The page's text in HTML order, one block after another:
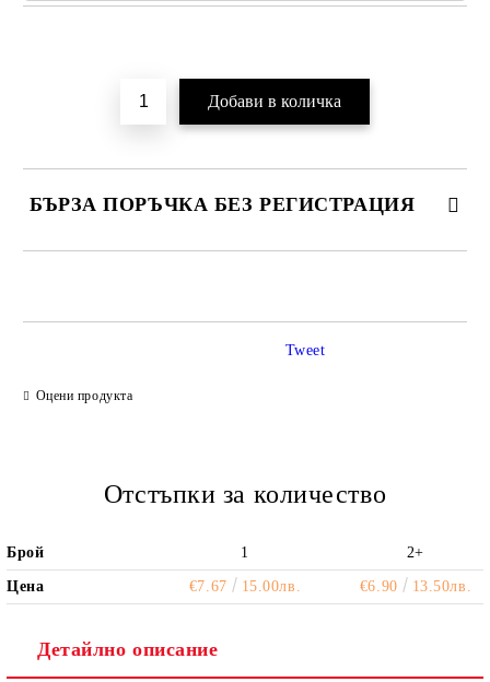
БЪРЗА ПОРЪЧКА БЕЗ РЕГИСТРАЦИЯ
Оцени продукта
Tweet
Отстъпки за количество
Брой 1 2+
Цена €7.67 15.00лв. €6.90 13.50лв.
Детайлно описание